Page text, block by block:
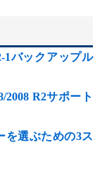
1バックアップル
2008 R2サポート
を選ぶための3ス